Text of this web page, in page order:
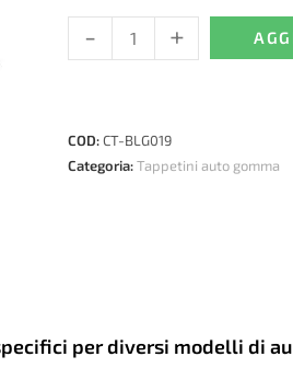
Tappetino
in
auto
SAHLER
- +
COD:CT-BLG019
Categoria:Tappetini auto gomma
per diversi modelli di